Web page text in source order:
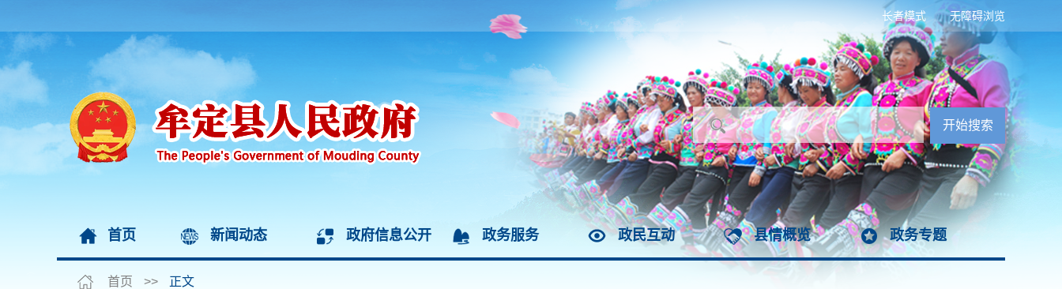
无障碍浏览
长者模式
首页 新闻动态 政府信息公开 政务服务 政民互动 县情概览 政务专题
首页 >> 正文